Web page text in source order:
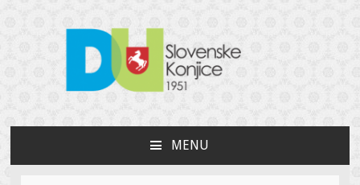
DU Slovenske Konjice
Za bogato ustvarjalno življenje
MENU